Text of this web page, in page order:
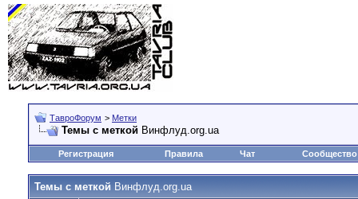
ТавроФорум > Метки
Темы с меткой Винфлуд.org.ua
Регистрация Правила Чат Сообщество
Темы с меткой Винфлуд.org.ua